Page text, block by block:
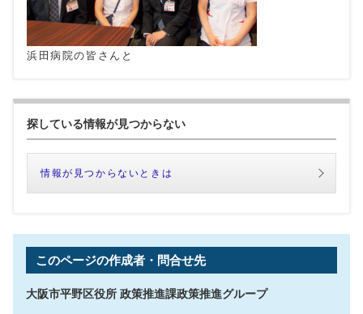
浜田病院の皆さんと
探している情報が見つからない
情報が見つからないときは
このページの作成者・問合せ先
大阪市平野区役所 政策推進課政策推進グループ